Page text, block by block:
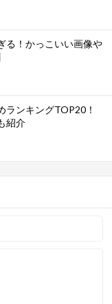
る！かっこいい画像や
ランキングTOP20！
紹介